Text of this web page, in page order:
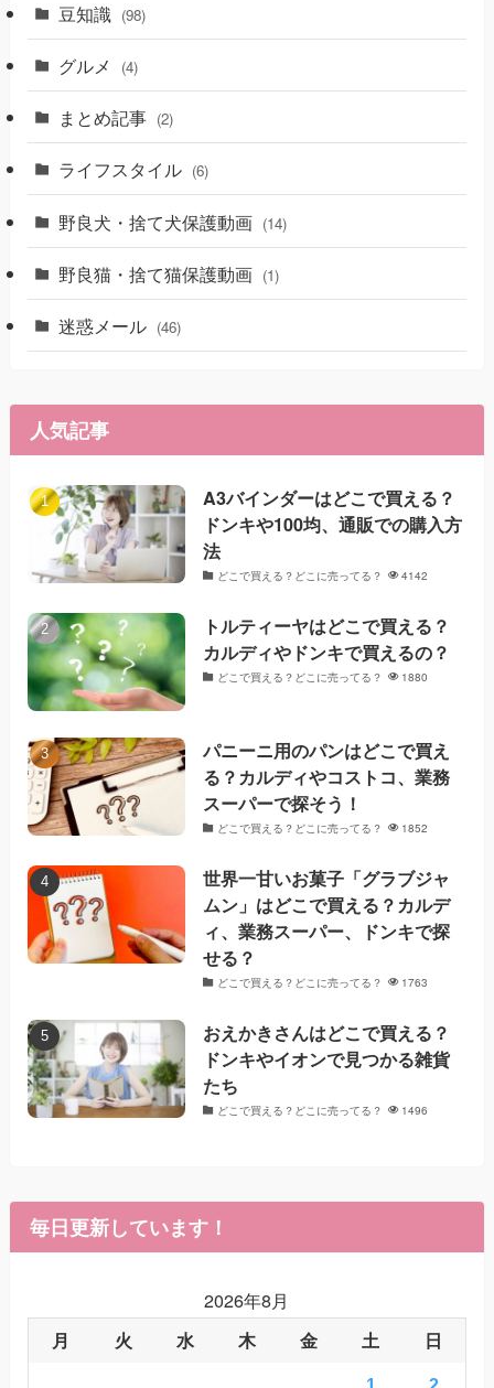
豆知識 (98)
グルメ (4)
まとめ記事 (2)
ライフスタイル (6)
野良犬・捨て犬保護動画 (14)
野良猫・捨て猫保護動画 (1)
迷惑メール (46)
人気記事
A3バインダーはどこで買える？
ドンキや100均、通販での購入方
法
どこで買える？どこに売ってる？ 4142
トルティーヤはどこで買える？
カルディやドンキで買えるの？
どこで買える？どこに売ってる？ 1880
パニーニ用のパンはどこで買え
る？カルディやコストコ、業務
スーパーで探そう！
どこで買える？どこに売ってる？ 1852
世界一甘いお菓子「グラブジャ
ムン」はどこで買える？カルデ
ィ、業務スーパー、ドンキで探
せる？
どこで買える？どこに売ってる？ 1763
おえかきさんはどこで買える？
ドンキやイオンで見つかる雑貨
たち
どこで買える？どこに売ってる？ 1496
毎日更新しています！
2026年8月
月 火 水 木 金 土 日